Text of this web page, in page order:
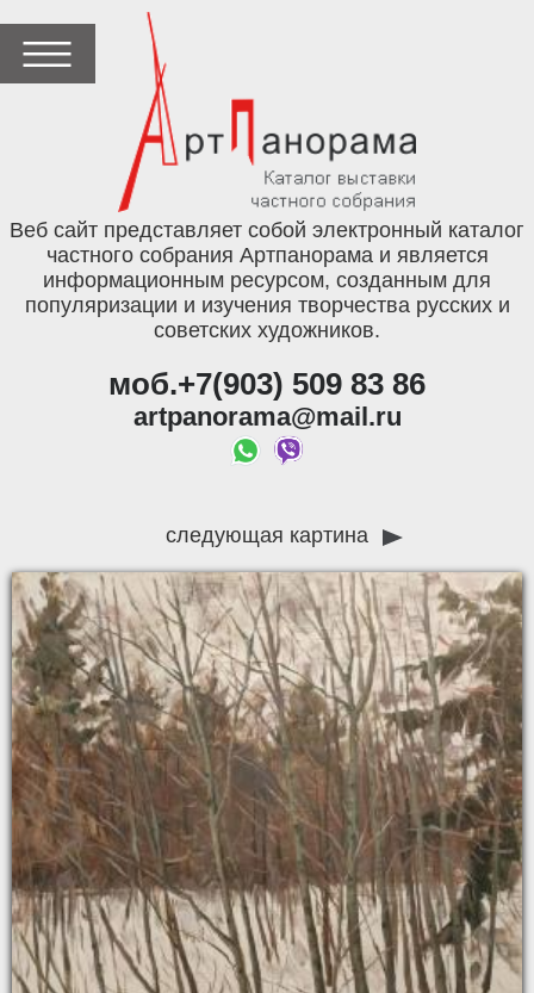
Веб сайт представляет собой электронный каталог
частного собрания Артпанорама и является
информационным ресурсом, созданным для
популяризации и изучения творчества русских и
советских художников.
моб.+7(903) 509 83 86
artpanorama@mail.ru
следующая картина